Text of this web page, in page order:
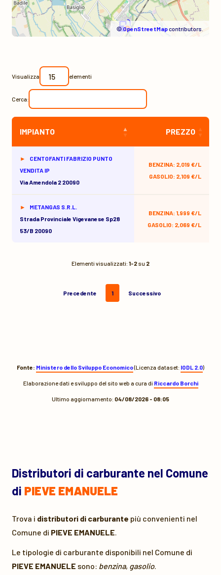
© OpenStreetMapcontributors.
Visualizza elementi
Cerca:
IMPIANTO PREZZO
CENTOFANTI FABRIZIO PUNTO
VENDITA IP
Via Amendola 2 20090
BENZINA: 2,019 €/L
GASOLIO: 2,109 €/L
METANGAS S.R.L.
Strada Provinciale Vigevanese Sp28
53/b 20090
BENZINA: 1,999 €/L
GASOLIO: 2,069 €/L
Elementi visualizzati: 1-2su 2
Precedente 1 Successivo
Fonte: Ministero dello Sviluppo Economico(Licenza dataset: IODL 2.0)
Elaborazione dati e sviluppo del sito web a cura di Riccardo Borchi
Ultimo aggiornamento: 04/08/2026 - 08:05
Distributori di carburante nel Comune
di PIEVE EMANUELE
Trova i distributori di carburante più convenienti nel
Comune di PIEVE EMANUELE.
Le tipologie di carburante disponibili nel Comune di
PIEVE EMANUELE sono: benzina, gasolio.